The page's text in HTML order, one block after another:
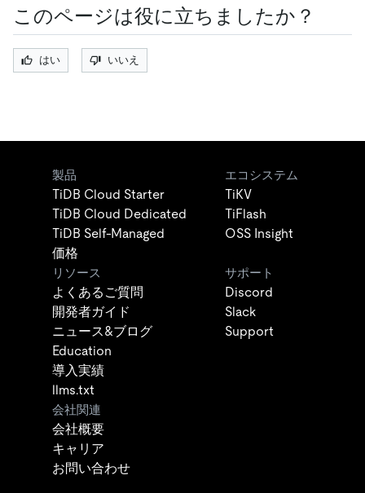
このページは役に立ちましたか？
はい いいえ
製品
TiDB Cloud Starter
TiDB Cloud Dedicated
TiDB Self-Managed
価格
エコシステム
TiKV
TiFlash
OSS Insight
リソース
よくあるご質問
開発者ガイド
ニュース&ブログ
Education
導入実績
llms.txt
サポート
Discord
Slack
Support
会社関連
会社概要
キャリア
お問い合わせ